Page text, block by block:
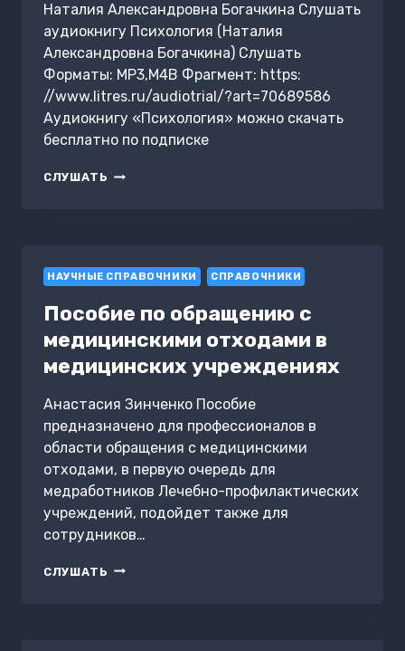
Наталия Александровна Богачкина Слушать
аудиокнигу Психология (Наталия
Александровна Богачкина) Слушать
Форматы: MP3,M4B Фрагмент: https:
//www.litres.ru/audiotrial/?art=70689586
Аудиокнигу «Психология» можно скачать
бесплатно по подписке
СЛУШАТЬ ПСИХОЛОГИЯ
НАУЧНЫЕ СПРАВОЧНИКИ СПРАВОЧНИКИ
Пособие по обращению с
медицинскими отходами в
медицинских учреждениях
Анастасия Зинченко Пособие
предназначено для профессионалов в
области обращения с медицинскими
отходами, в первую очередь для
медработников Лечебно-профилактических
учреждений, подойдет также для
сотрудников…
СЛУШАТЬ ПОСОБИЕ